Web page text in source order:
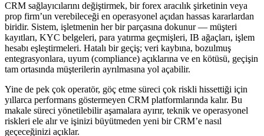
CRM sağlayıcılarını değiştirmek, bir forex aracılık şirketinin veya
prop firm’un verebileceği en operasyonel açıdan hassas kararlardan
biridir. Sistem, işletmenin her bir parçasına dokunur — müşteri
kayıtları, KYC belgeleri, para yatırma geçmişleri, IB ağaçları, işlem
hesabı eşleştirmeleri. Hatalı bir geçiş; veri kaybına, bozulmuş
entegrasyonlara, uyum (compliance) açıklarına ve en kötüsü, geçişin
tam ortasında müşterilerin ayrılmasına yol açabilir.
Yine de pek çok operatör, göç etme süreci çok riskli hissettiği için
yıllarca performans göstermeyen CRM platformlarında kalır. Bu
makale süreci yönetilebilir aşamalara ayırır, teknik ve operasyonel
riskleri ele alır ve işinizi büyütmeden yeni bir CRM’e nasıl
geçeceğinizi açıklar.